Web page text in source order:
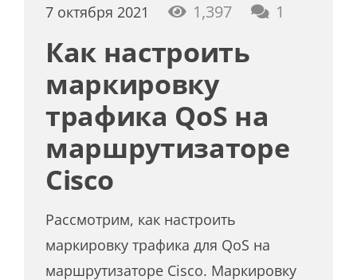
7 октября 2021 1,397 1
Как настроить
маркировку
трафика QoS на
маршрутизаторе
Cisco
Рассмотрим, как настроить
маркировку трафика для QoS на
маршрутизаторе Cisco. Маркировку